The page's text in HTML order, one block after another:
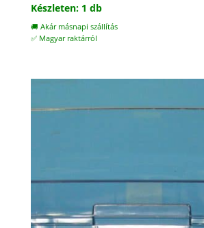
Készleten: 1 db
🚚 Akár másnapi szállítás
✅ Magyar raktárról